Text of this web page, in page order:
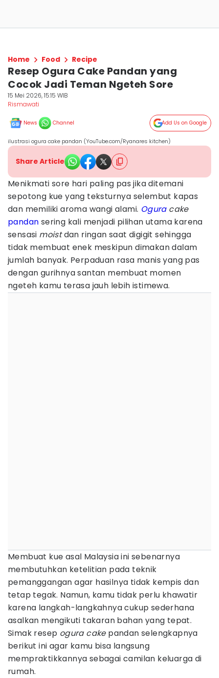
Home Food Recipe
Resep Ogura Cake Pandan yang
Cocok Jadi Teman Ngeteh Sore
15 Mei 2026, 15:15 WIB
Rismawati
News Channel Add Us on Google
ilustrasi ogura cake pandan (YouTube.com/Ryanares kitchen)
Share Article
Menikmati sore hari paling pas jika ditemani
sepotong kue yang teksturnya selembut kapas
dan memiliki aroma wangi alami. Oguracake
pandan sering kali menjadi pilihan utama karena
sensasi moistdan ringan saat digigit sehingga
tidak membuat enek meskipun dimakan dalam
jumlah banyak. Perpaduan rasa manis yang pas
dengan gurihnya santan membuat momen
ngeteh kamu terasa jauh lebih istimewa.
Membuat kue asal Malaysia ini sebenarnya
membutuhkan ketelitian pada teknik
pemanggangan agar hasilnya tidak kempis dan
tetap tegak. Namun, kamu tidak perlu khawatir
karena langkah-langkahnya cukup sederhana
asalkan mengikuti takaran bahan yang tepat.
Simak resep ogura cakepandan selengkapnya
berikut ini agar kamu bisa langsung
mempraktikkannya sebagai camilan keluarga di
rumah.